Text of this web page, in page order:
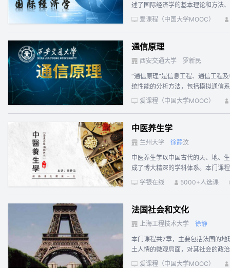
述了国际经济学的基本理论和方法
重运用微观经济学理论和方法分析
习，可以全面系统地把握国际经济
认识和分析重大国际经济问题；4.
辑，融会贯通地拓展经济学理论视
爱课程（中国大学MOOC）
通信原理
西安交通大学
罗新民
“通信原理”是信息工程、通信工程
统性能的分析方法，包括模拟通信
源编码及信道编码理论，掌握信
概念； 4. 掌握信号设计的基本理
概念及基本方法； 7. 掌握数字通
爱课程（中国大学MOOC）
中医养生学
兰州大学 徐静汶
中医养生学以中国古代的天、地、
成了博大精深的学科体系。本门课
藏象学说结合生命发展规律来阐
2、中医哲学思想-阴阳学说、五行
生-通过学习四季养生的理论与实
学银在线 5000+人选课
法国社会和文化
上海工程技术大学 徐静
本门课程共7章，主要包括法国的
土人情的微观局面，对其社会的政
学，从而保证学生能够在了解法
爱课程（中国大学MOOC）